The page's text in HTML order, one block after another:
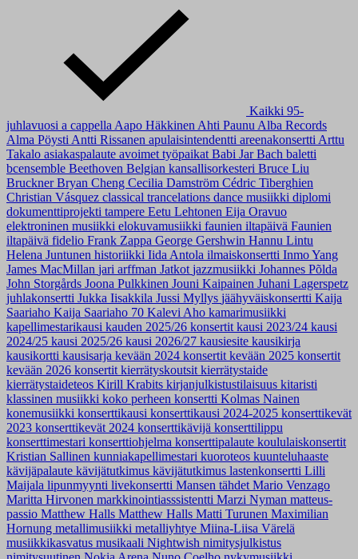
Kaikki 95-
juhlavuosi a cappella Aapo Häkkinen Ahti Paunu Alba Records
Alma Pöysti Antti Rissanen apulaisintendentti areenakonsertti Arttu
Takalo asiakaspalaute avoimet työpaikat Babi JarBach baletti
bcensemble Beethoven Belgian kansallisorkesteri Bruce Liu
BrucknerBryan Cheng Cecilia Damström Cédric Tiberghien
Christian Vásquez classical trancelations dance musiikki diplomi
dokumenttiprojekti tampere Eetu Lehtonen Eija Oravuo
elektroninen musiikki elokuvamusiikki faunien iltapäivä Faunien
iltapäivä fidelio Frank Zappa George Gershwin Hannu Lintu
Helena Juntunen historiikki Iida Antola ilmaiskonsertti Inmo Yang
James MacMillan jari arffman Jatkot jazzmusiikki Johannes Põlda
John Storgårds Joona Pulkkinen Jouni Kaipainen Juhani Lagerspetz
juhlakonsertti Jukka Iisakkila Jussi Myllys jäähyväiskonsertti Kaija
Saariaho Kaija Saariaho 70 Kalevi Aho kamarimusiikki
kapellimestarikausi kauden 2025/26 konsertit kausi 2023/24 kausi
2024/25 kausi 2025/26 kausi 2026/27 kausiesite kausikirja
kausikortti kausisarja kevään 2024 konsertit kevään 2025 konsertit
kevään 2026 konsertit kierrätyskoutsit kierrätystaide
kierrätystaideteos Kirill Krabits kirjanjulkistustilaisuus kitaristi
klassinen musiikki koko perheen konsertti Kolmas Nainen
konemusiikki konserttikausi konserttikausi 2024-2025 konserttikevät
2023 konserttikevät 2024 konserttikävijä konserttilippu
konserttimestari konserttiohjelma konserttipalaute koululaiskonsertit
Kristian Sallinen kunniakapellimestari kuoroteos kuunteluhaaste
kävijäpalaute kävijätutkimus kävijätutkimus lastenkonsertti Lilli
Maijala lipunmyynti livekonsertti Mansen tähdet Mario Venzago
Maritta Hirvonen markkinointiasssistentti Marzi Nyman matteus-
passio Matthew Halls Matthew Halls Matti Turunen Maximilian
Hornung metallimusiikki metalliyhtye Miina-Liisa Värelä
musiikkikasvatus musikaali Nightwish nimitysjulkistus